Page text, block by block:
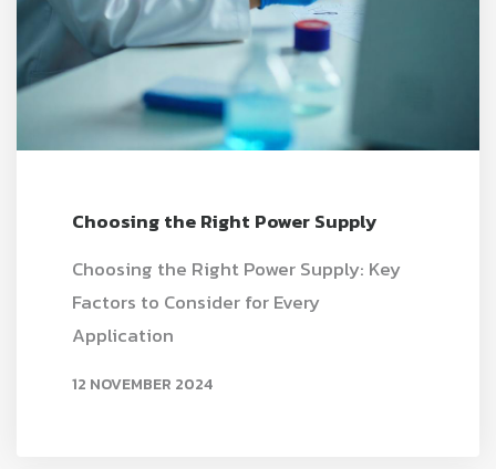
Choosing the Right Power Supply
Choosing the Right Power Supply: Key
Factors to Consider for Every
Application
12 NOVEMBER 2024